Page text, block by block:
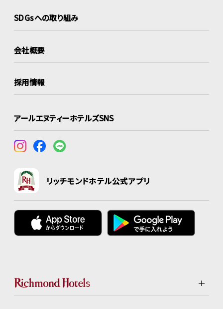
SDGsへの取り組み
会社概要
採用情報
アールエヌティーホテルズSNS
リッチモンドホテル公式アプリ